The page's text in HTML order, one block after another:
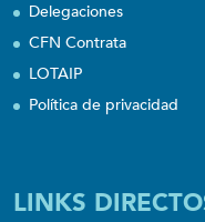
Delegaciones
CFN Contrata
LOTAIP
Política de privacidad
LINKS